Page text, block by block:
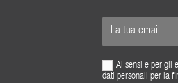
Ai sensi e per gli
dati personali per la